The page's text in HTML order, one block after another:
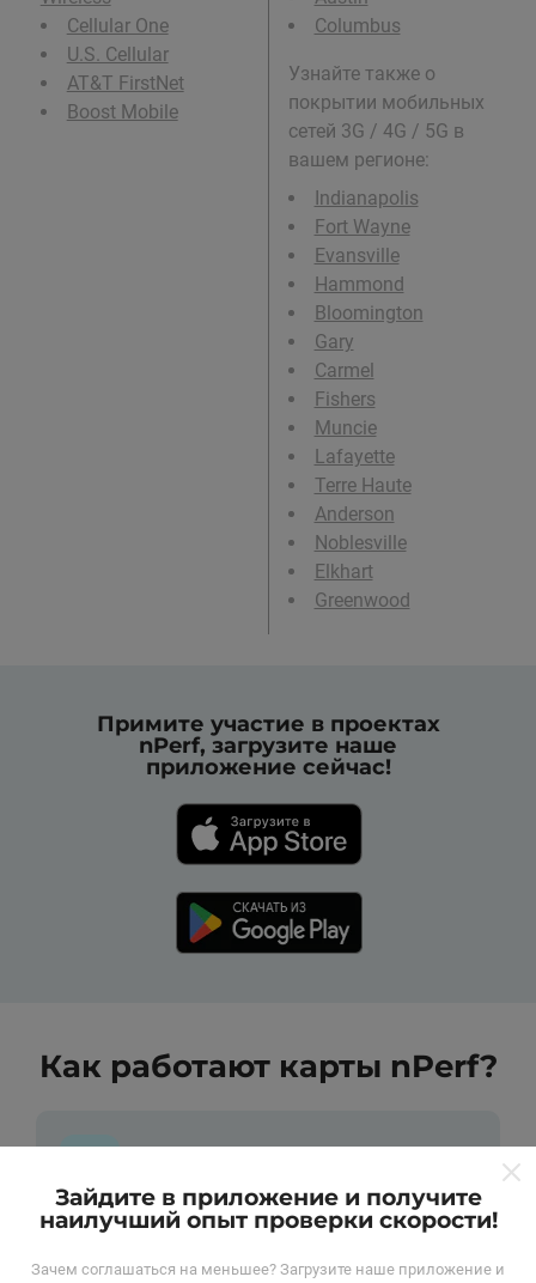
Cellular One
U.S. Cellular
AT&T FirstNet
Boost Mobile
Columbus
Узнайте также о
покрытии мобильных
сетей 3G / 4G / 5G в
вашем регионе:
Indianapolis
Fort Wayne
Evansville
Hammond
Bloomington
Gary
Carmel
Fishers
Muncie
Lafayette
Terre Haute
Anderson
Noblesville
Elkhart
Greenwood
Примите участие в проектах
nPerf, загрузите наше
приложение сейчас!
Как работают карты nPerf?
Откуда берутся данные ?
Зайдите в приложение и получите
наилучший опыт проверки скорости!
Зачем соглашаться на меньшее? Загрузите наше приложение и